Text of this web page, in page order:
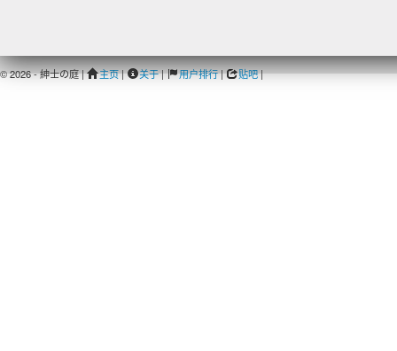
© 2026 - 紳士の庭 | 主页| 关于| 用户排行| 贴吧|